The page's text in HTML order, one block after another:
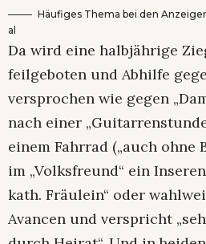
Häufiges Thema bei den
al
Da wird eine halbjährige
feilgeboten und Abhilfe
versprochen wie gegen
nach einer
einem Fahrrad („auch ohne
im „Volksfreund“ ein
kath. Fräulein“ oder
Avancen und verspricht